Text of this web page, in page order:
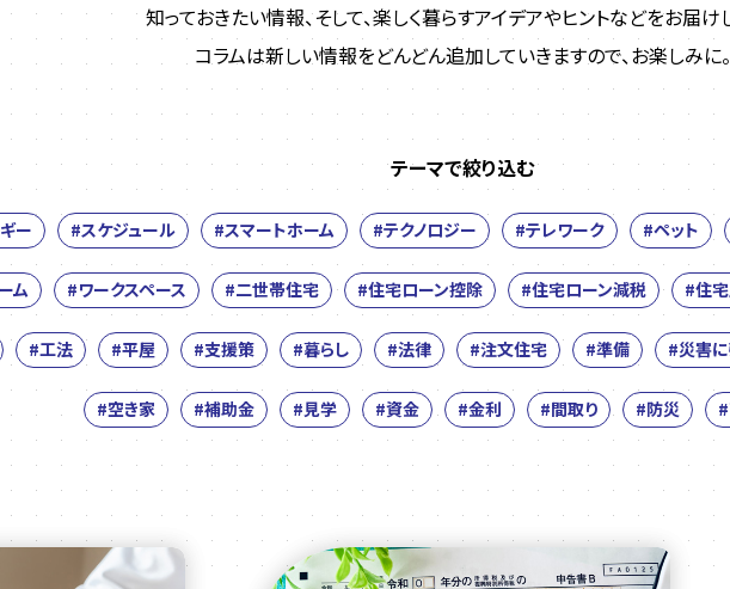
知っておきたい情報、そして、楽しく暮らすアイデアやヒントなどをお届け
コラムは新しい情報をどんどん追加していきますので、お楽しみに。
テーマで絞り込む
ー #スケジュール #スマートホーム #テクノロジー #テレワーク #ペット
ム #ワークスペース #二世帯住宅 #住宅ローン控除 #住宅ローン減税 #住
#工法 #平屋 #支援策 #暮らし #法律 #注文住宅 #準備 #災害
#空き家 #補助金 #見学 #資金 #金利 #間取り #防災